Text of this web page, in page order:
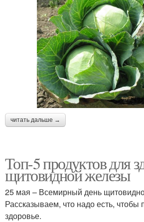
Продукты для сияния
Продукты для
поджелудочной железы
читать дальше →
Топ-5 продуктов для
щитовидной железы
25 мая – Всемирный день
Рассказываем, что надо есть, чтобы
здоровье.